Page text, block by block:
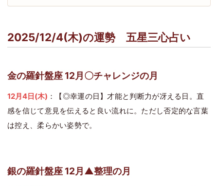
2025/12/4(木)の運勢 五星三心占い
金の羅針盤座 12月〇チャレンジの月
12月4日(木) ：【◎幸運の日】才能と判断力が冴える日。直
感を信じて意見を伝えると良い流れに。ただし否定的な言葉
は控え、柔らかい姿勢で。
銀の羅針盤座 12月▲整理の月